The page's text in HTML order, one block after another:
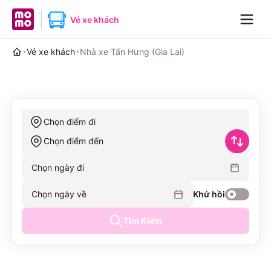
MoMo home pageVé xe khách
Vé xe khách Nhà xe Tấn Hưng (Gia Lai)
Chọn điểm đi
Chọn điểm đến
Chọn ngày đi
Khứ hồi
Chọn ngày về
Tìm Kiếm